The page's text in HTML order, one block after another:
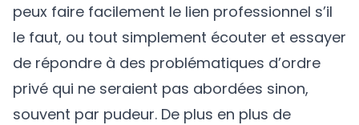
peux faire facilement le lien professionnel s’il
le faut, ou tout simplement écouter et essayer
de répondre à des problématiques d’ordre
privé qui ne seraient pas abordées sinon,
souvent par pudeur. De plus en plus de